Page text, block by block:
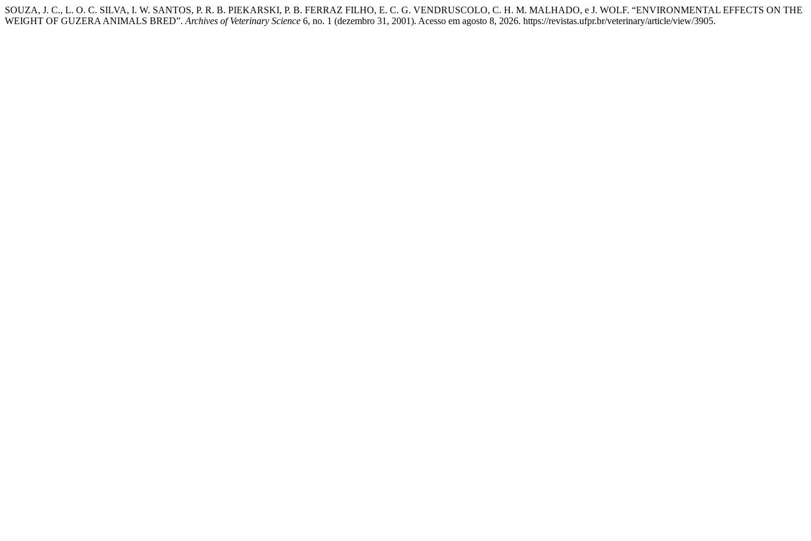
SOUZA, J. C., L. O. C. SILVA, I. W. SANTOS, P. R. B. PIEKARSKI, P. B. FERRAZ FILHO, E. C. G. VENDRUSCOLO, C. H. M. MALHADO, e J. WOLF. “ENVIRONMENTAL EFFECTS ON THE
WEIGHT OF GUZERA ANIMALS BRED”. Archives of Veterinary Science 6, no. 1 (dezembro 31, 2001). Acesso em agosto 8, 2026. https://revistas.ufpr.br/veterinary/article/view/3905.